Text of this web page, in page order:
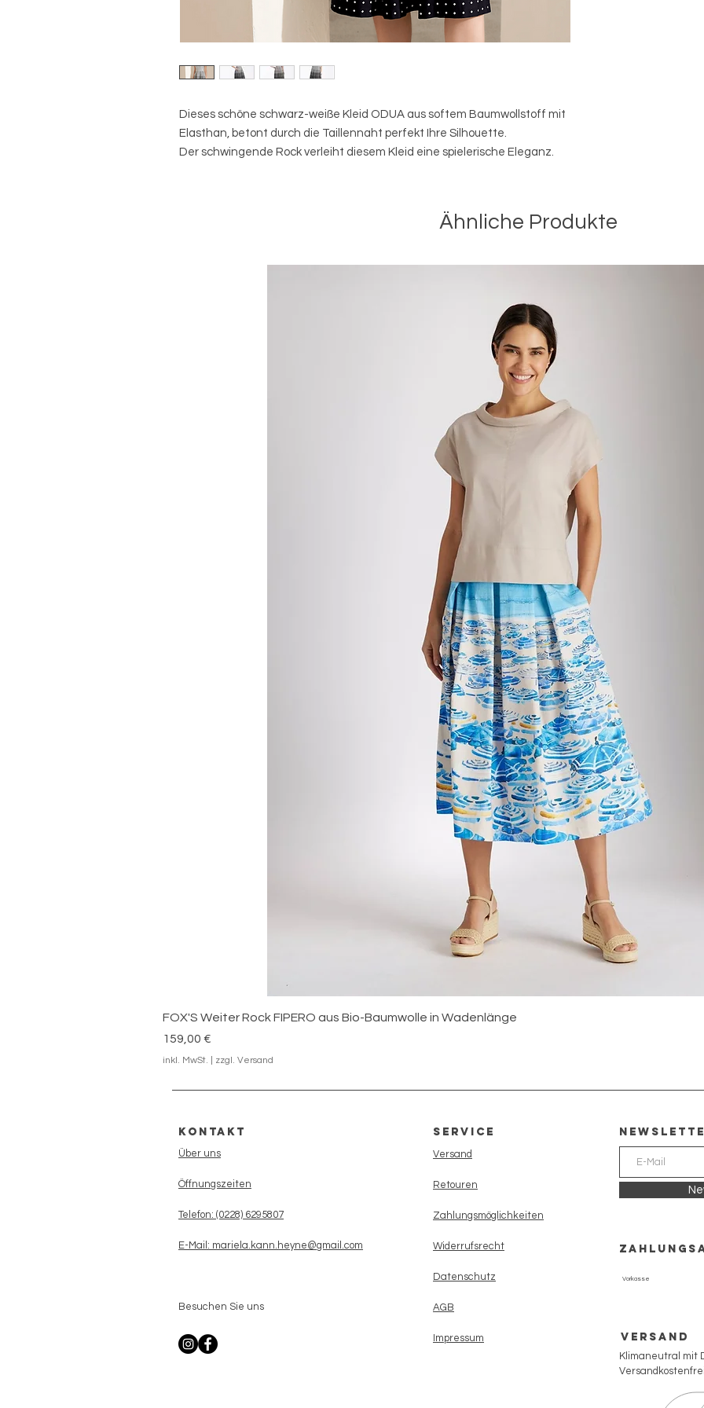
Dieses schöne schwarz-weiße Kleid ODUA aus softem Baumwollstoff mit
Elasthan, betont durch die Taillennaht perfekt Ihre Silhouette.
Der schwingende Rock verleiht diesem Kleid eine spielerische Eleganz.
Ähnliche Produkte
FOX'S Weiter Rock FIPERO aus Bio-Baumwolle in Wadenlänge
Preis
159,00 €
inkl. MwSt. zzgl. Versand
Kontakt
Über uns
Öffnungszeiten
Telefon: (0228) 6295807
E-Mail: mariela.kann.heyne@gmail.com
Besuchen Sie uns
Service
Versand
Retouren
Zahlungsmöglichkeiten
Widerrufsrecht
Datenschutz
AGB
Impressum
Vorkasse
Versand
Klimaneutral mit